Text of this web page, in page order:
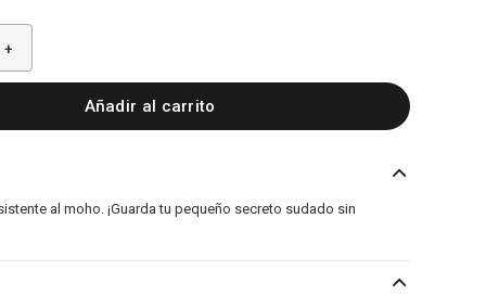
+
Añadir al carrito
al moho. ¡Guarda tu pequeño secreto sudado sin